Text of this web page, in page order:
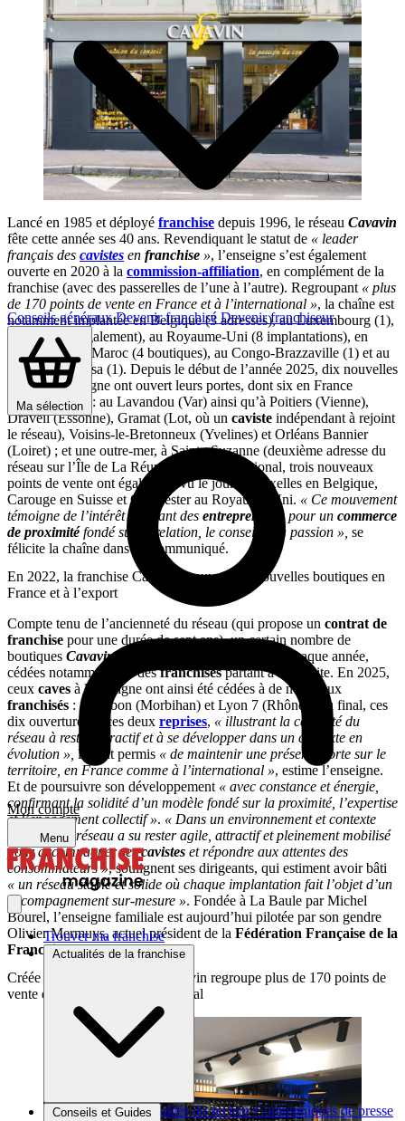
Conseils générauxDevenir franchisé Devenir franchiseur
Ma sélection
Mon compte
Menu
Trouver ma franchise
Actualités de la franchise
Brèves et actus Actualités du secteur Communiqués de presse
Conseils et Guides
Lancé en 1985 et déployé franchise depuis 1996, le réseau Cavavin
fête cette année ses 40 ans. Revendiquant le statut de « leader
français des cavistes en franchise », l’enseigne s’est également
ouverte en 2020 à la commission-affiliation, en complément de la
franchise (avec des passerelles de l’une à l’autre). Regroupant « plus
de 170 points de vente en France et à l’international », la chaîne est
notamment implantée en Belgique (3 adresses), au Luxembourg (1),
en Suisse (1 également), au Royaume-Uni (8 implantations), en
Irlande (2), au Maroc (4 boutiques), au Congo-Brazzaville (1) et au
Congo-Kinshasa (1). Depuis le début de l’année 2025, dix nouvelles
caves à l’enseigne ont ouvert leurs portes, dont six en France
métropolitaine : au Lavandou (Var) ainsi qu’à Poitiers (Vienne),
Draveil (Essonne), Gramat (Lot, où un caviste indépendant à rejoint
le réseau), Voisins-le-Bretonneux (Yvelines) et Orléans Bannier
(Loiret) ; et une outre-mer, à Sainte-Suzanne (deuxième adresse du
réseau sur l’Île de La Réunion). A l’international, trois nouveaux
points de vente ont également vu le jour à Bruxelles en Belgique,
Carouge en Suisse et Chichester au Royaume-Uni. « Ce mouvement
témoigne de l’intérêt constant des entrepreneurspour un commerce
de proximitéfondé sur la relation, le conseil et la passion », se
félicite la chaîne dans un communiqué.
En 2022, la franchise Cavavin a ouvert dix nouvelles boutiques en
France et à l’export
Compte tenu de l’ancienneté du réseau (qui propose un contrat de
franchise pour une durée de sept ans), un certain nombre de
boutiques Cavavin
sont logiquement à reprendre chaque année,
cédées notamment par desfranchiséspartant à la retraite. En 2025,
ceux caves à l’enseigne ont ainsi été cédées à de nouveaux
franchisés : à Ambon (Morbihan) et Lyon 7 (Rhône). Au final, ces
dix ouvertures et ces deux reprises, « illustrant la capacité du
réseau à rester attractif et à se développer dans un contexte en
évolution », lui ont permis « de maintenir une présence forte sur le
territoire, en France comme à l’international », estime l’enseigne.
Et de poursuivre son développement « avec constance et énergie,
confirmant la solidité d’un modèle fondé sur la proximité, l’expertise
et l’engagement collectif ». « Dans un environnement et contexte
exigeant, le réseau a su rester agile, attractif et pleinement mobilisé
pour accompagner sescavistes et répondre aux attentes des
consommateurs », soulignent ses dirigeants, qui estiment avoir bâti
« un réseau stable et solide où chaque implantation fait l’objet d’un
accompagnement sur-mesure ». Fondée à La Baule par Michel
Bourel, l’enseigne familiale est aujourd’hui pilotée par son gendre
Olivier Mermuys, actuel président de la Fédération Française de la
Franchise.
Créée en 1985, l’enseigne Cavavin regroupe plus de 170 points de
vente en France et à l’international